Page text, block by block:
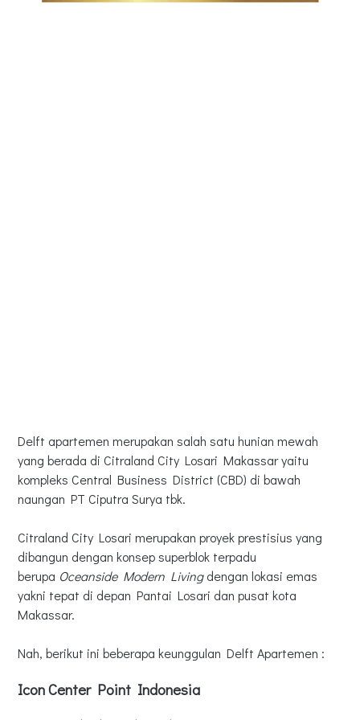
Delft apartemen merupakan salah satu hunian mewah
yang berada di Citraland City Losari Makassar yaitu
kompleks Central Business District (CBD) di bawah
naungan PT Ciputra Surya tbk.
Citraland City Losari merupakan proyek prestisius yang
dibangun dengan konsep superblok terpadu
berupa Oceanside Modern Livingdengan lokasi emas
yakni tepat di depan Pantai Losari dan pusat kota
Makassar.
Nah, berikut ini beberapa keunggulan Delft Apartemen :
Icon Center Point Indonesia